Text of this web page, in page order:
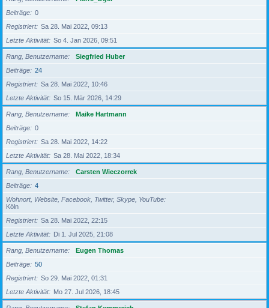
Beiträge
0
Registriert
Sa 28. Mai 2022, 09:13
Letzte Aktivität
So 4. Jan 2026, 09:51
Rang, Benutzername
Siegfried Huber
Beiträge
24
Registriert
Sa 28. Mai 2022, 10:46
Letzte Aktivität
So 15. Mär 2026, 14:29
Rang, Benutzername
Maike Hartmann
Beiträge
0
Registriert
Sa 28. Mai 2022, 14:22
Letzte Aktivität
Sa 28. Mai 2022, 18:34
Rang, Benutzername
Carsten Wieczorrek
Beiträge
4
Wohnort, Website, Facebook, Twitter, Skype, YouTube
Köln
Registriert
Sa 28. Mai 2022, 22:15
Letzte Aktivität
Di 1. Jul 2025, 21:08
Rang, Benutzername
Eugen Thomas
Beiträge
50
Registriert
So 29. Mai 2022, 01:31
Letzte Aktivität
Mo 27. Jul 2026, 18:45